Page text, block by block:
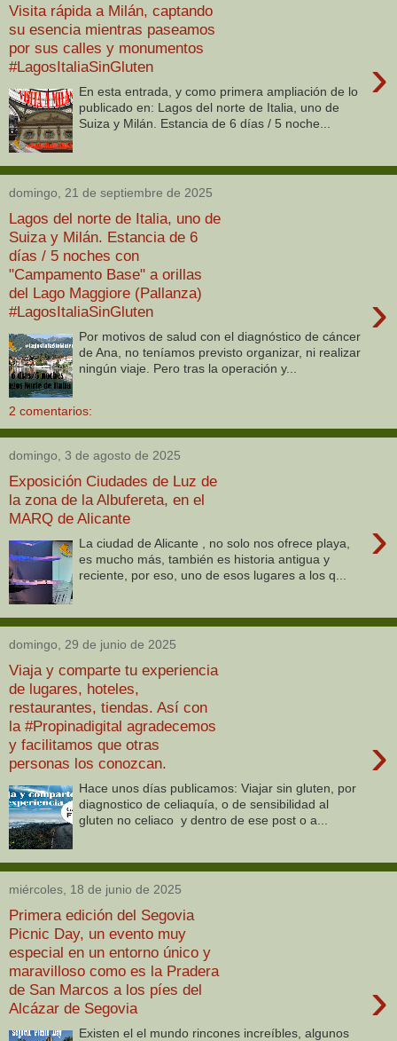
Visita rápida a Milán, captando
su esencia mientras paseamos
por sus calles y monumentos
#LagosItaliaSinGluten
›
En esta entrada, y como primera ampliación de lo
publicado en: Lagos del norte de Italia, uno de
Suiza y Milán. Estancia de 6 días / 5 noche...
domingo, 21 de septiembre de 2025
Lagos del norte de Italia, uno de
Suiza y Milán. Estancia de 6
días / 5 noches con
"Campamento Base" a orillas
del Lago Maggiore (Pallanza)
#LagosItaliaSinGluten
›
Por motivos de salud con el diagnóstico de cáncer
de Ana, no teníamos previsto organizar, ni realizar
ningún viaje. Pero tras la operación y...
2 comentarios:
domingo, 3 de agosto de 2025
Exposición Ciudades de Luz de
la zona de la Albufereta, en el
MARQ de Alicante
›
La ciudad de Alicante , no solo nos ofrece playa,
es mucho más, también es historia antigua y
reciente, por eso, uno de esos lugares a los q...
domingo, 29 de junio de 2025
Viaja y comparte tu experiencia
de lugares, hoteles,
restaurantes, tiendas. Así con
la #Propinadigital agradecemos
y facilitamos que otras
personas los conozcan.
›
Hace unos días publicamos: Viajar sin gluten, por
diagnostico de celiaquía, o de sensibilidad al
gluten no celiaco y dentro de ese post o a...
miércoles, 18 de junio de 2025
Primera edición del Segovia
Picnic Day, un evento muy
especial en un entorno único y
maravilloso como es la Pradera
de San Marcos a los píes del
Alcázar de Segovia
›
Existen el el mundo rincones increíbles, algunos